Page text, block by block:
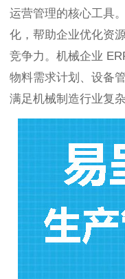
运营管理的核心工具
化，帮助企业优化资
竞争力。机械企业
物料需求计划、设备
满足机械制造行业复